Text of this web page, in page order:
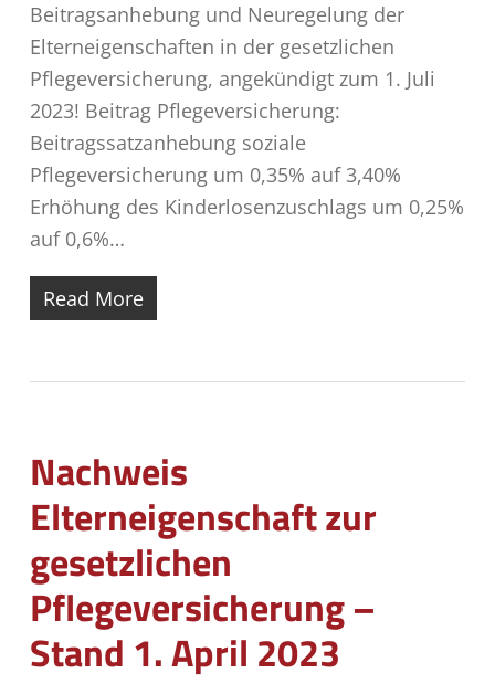
Beitragsanhebung und Neuregelung der
Elterneigenschaften in der gesetzlichen
Pflegeversicherung, angekündigt zum 1. Juli
2023! Beitrag Pflegeversicherung:
Beitragssatzanhebung soziale
Pflegeversicherung um 0,35% auf 3,40%
Erhöhung des Kinderlosenzuschlags um 0,25%
auf 0,6%…
Read More
Nachweis
Elterneigenschaft zur
gesetzlichen
Pflegeversicherung –
Stand 1. April 2023